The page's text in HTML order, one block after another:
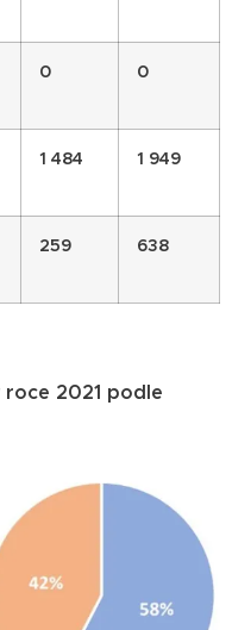
0 0
1 484 1 949
259 638
2021 podle